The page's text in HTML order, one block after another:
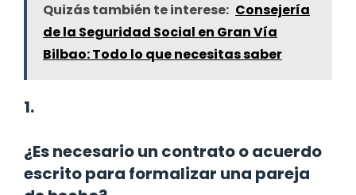
Quizás también te interese: Consejería
de la Seguridad Social en Gran Vía
Bilbao: Todo lo que necesitas saber
1.
¿Es necesario un contrato o acuerdo
escrito para formalizar una pareja